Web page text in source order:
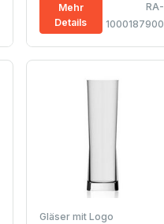
Mehr
Details
RA-
1000187900
Gläser mit Logo